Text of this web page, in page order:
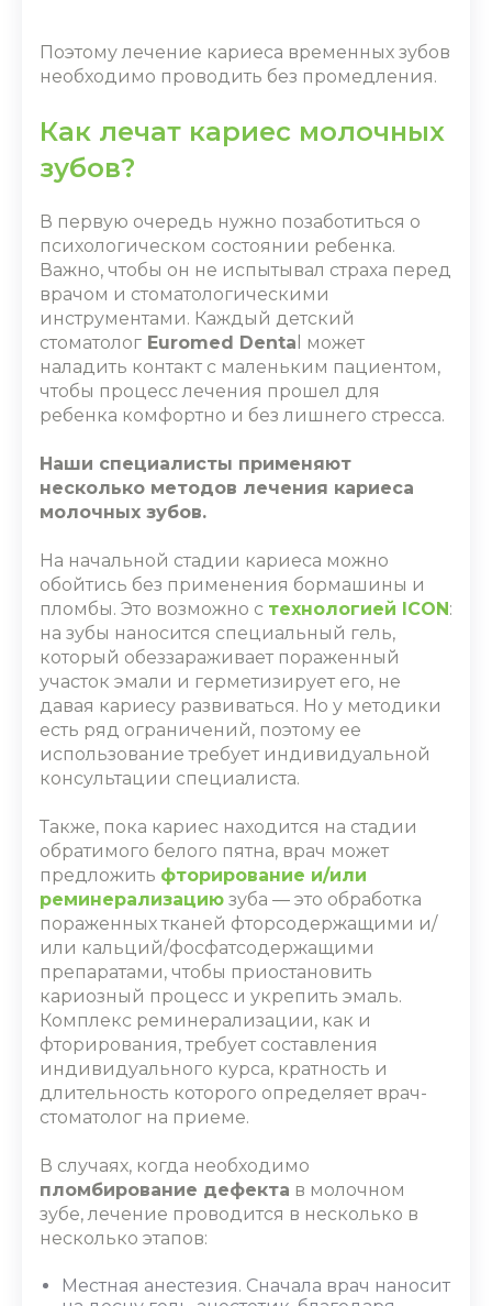
Поэтомулечение кариеса временных зубов
необходимо проводить без промедления.
Как лечат кариес молочных
зубов?
В первую очередь нужно позаботиться о
психологическом состоянии ребенка.
Важно, чтобы он не испытывал страха перед
врачом и стоматологическими
инструментами. Каждый детский
стоматолог Euromed Denta l может
наладить контакт с маленьким пациентом,
чтобы процесс лечения прошел для
ребенка комфортно и без лишнего стресса.
Наши специалисты применяют
несколько методов лечения кариеса
молочных зубов.
На начальной стадии кариеса можно
обойтись без применения бормашины и
пломбы. Это возможно с технологией ICON:
на зубы наносится специальный гель,
который обеззараживает пораженный
участок эмали и герметизирует его, не
давая кариесу развиваться. Но у методики
есть ряд ограничений, поэтому ее
использование требует индивидуальной
консультации специалиста.
Также, пока кариес находится на стадии
обратимого белого пятна, врач может
предложить фторирование и/или
реминерализацию зуба ― это обработка
пораженных тканей фторсодержащими и/
или кальций/фосфатсодержащими
препаратами, чтобы приостановить
кариозный процесс и укрепить эмаль.
Комплекс реминерализации, как и
фторирования, требует составления
индивидуального курса, кратность и
длительность которого определяет врач-
стоматолог на приеме.
В случаях, когда необходимо
пломбирование дефекта в молочном
зубе, лечение проводится в несколько в
несколько этапов:
Местная анестезия. Сначала врач наносит